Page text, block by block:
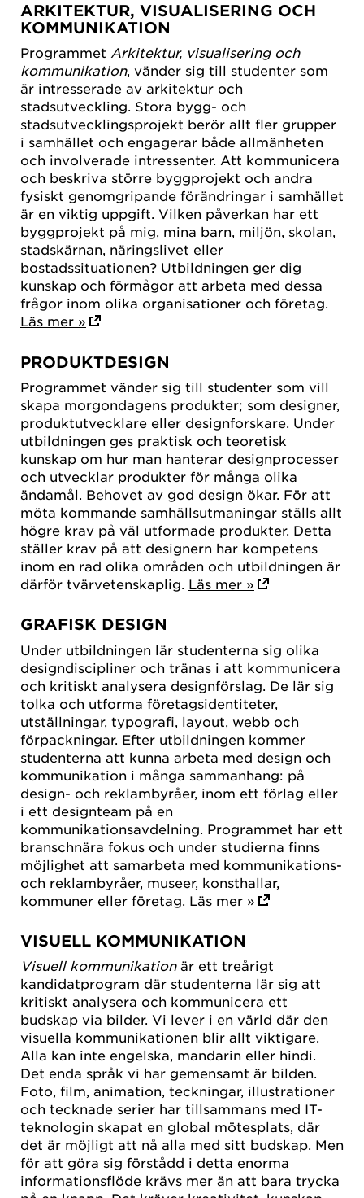
ARKITEKTUR, VISUALISERING OCH
KOMMUNIKATION
Programmet Arkitektur, visualisering och
kommunikation, vänder sig till studenter som
är intresserade av arkitektur och
stadsutveckling. Stora bygg- och
stadsutvecklingsprojekt berör allt fler grupper
i samhället och engagerar både allmänheten
och involverade intressenter. Att kommunicera
och beskriva större byggprojekt och andra
fysiskt genomgripande förändringar i samhället
är en viktig uppgift. Vilken påverkan har ett
byggprojekt på mig, mina barn, miljön, skolan,
stadskärnan, näringslivet eller
bostadssituationen? Utbildningen ger dig
kunskap och förmågor att arbeta med dessa
frågor inom olika organisationer och företag.
Läs mer »
PRODUKTDESIGN
Programmet vänder sig till studenter som vill
skapa morgondagens produkter; som designer,
produktutvecklare eller designforskare. Under
utbildningen ges praktisk och teoretisk
kunskap om hur man hanterar designprocesser
och utvecklar produkter för många olika
ändamål. Behovet av god design ökar. För att
möta kommande samhällsutmaningar ställs allt
högre krav på väl utformade produkter. Detta
ställer krav på att designern har kompetens
inom en rad olika områden och utbildningen är
därför tvärvetenskaplig. Läs mer »
GRAFISK DESIGN
Under utbildningen lär studenterna sig olika
designdiscipliner och tränas i att kommunicera
och kritiskt analysera designförslag. De lär sig
tolka och utforma företagsidentiteter,
utställningar, typografi, layout, webb och
förpackningar. Efter utbildningen kommer
studenterna att kunna arbeta med design och
kommunikation i många sammanhang: på
design- och reklambyråer, inom ett förlag eller
i ett designteam på en
kommunikationsavdelning. Programmet har ett
branschnära fokus och under studierna finns
möjlighet att samarbeta med kommunikations-
och reklambyråer, museer, konsthallar,
kommuner eller företag. Läs mer »
VISUELL KOMMUNIKATION
Visuell kommunikationär ett treårigt
kandidatprogram där studenterna lär sig att
kritiskt analysera och kommunicera ett
budskap via bilder. Vi lever i en värld där den
visuella kommunikationen blir allt viktigare.
Alla kan inte engelska, mandarin eller hindi.
Det enda språk vi har gemensamt är bilden.
Foto, film, animation, teckningar, illustrationer
och tecknade serier har tillsammans med IT-
teknologin skapat en global mötesplats, där
det är möjligt att nå alla med sitt budskap. Men
för att göra sig förstådd i detta enorma
informationsflöde krävs mer än att bara trycka